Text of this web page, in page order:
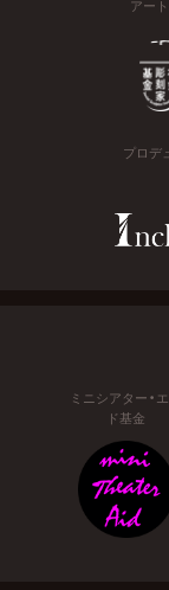
アー
プロデ
ミニシアター・
ド基金